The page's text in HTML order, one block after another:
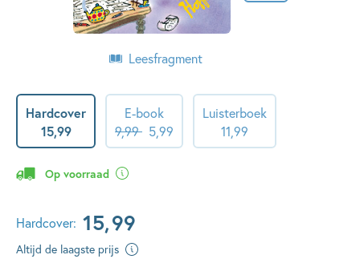
Leesfragment
Hardcover
15,99
E-book
9,99 599
Luisterboek
11 99
Op voorraad
Hardcover: 15,99
Altijd de laagste prijs